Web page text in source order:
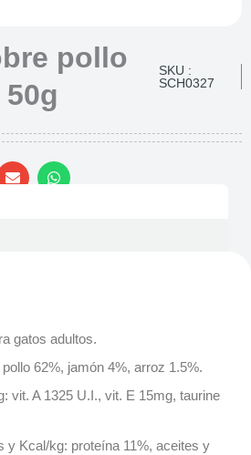
pollo
SKU :
SCH0327
gatos adultos.
62%, jamón 4%, arroz 1.5%.
vit. A 1325 U.I., vit. E 15mg, taurine
y Kcal/kg: proteína 11%, aceites y